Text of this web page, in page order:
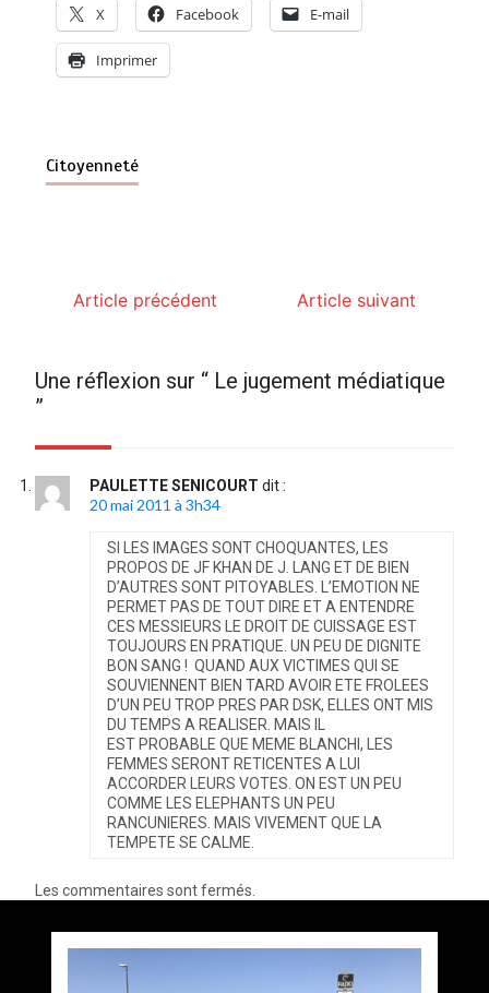
X Facebook E-mail
Imprimer
Citoyenneté
Article précédent Article suivant
Une réflexion sur “ Le jugement médiatique
”
PAULETTE SENICOURT dit :
20 mai 2011 à 3h34
SI LES IMAGES SONT CHOQUANTES, LES
PROPOS DE JF KHAN DE J. LANG ET DE BIEN
D’AUTRES SONT PITOYABLES. L’EMOTION NE
PERMET PAS DE TOUT DIRE ET A ENTENDRE
CES MESSIEURS LE DROIT DE CUISSAGE EST
TOUJOURS EN PRATIQUE. UN PEU DE DIGNITE
BON SANG ! QUAND AUX VICTIMES QUI SE
SOUVIENNENT BIEN TARD AVOIR ETE FROLEES
D’UN PEU TROP PRES PAR DSK, ELLES ONT MIS
DU TEMPS A REALISER. MAIS IL
EST PROBABLE QUE MEME BLANCHI, LES
FEMMES SERONT RETICENTES A LUI
ACCORDER LEURS VOTES. ON EST UN PEU
COMME LES ELEPHANTS UN PEU
RANCUNIERES. MAIS VIVEMENT QUE LA
TEMPETE SE CALME.
Les commentaires sont fermés.
Accès au bus et tri sélectif !!!